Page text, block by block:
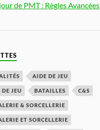
de PMT : Règles Avancées
AIDE DE JEU
JEU BATAILLES C&S
& SORCELLERIE
ET SORCELLERIE